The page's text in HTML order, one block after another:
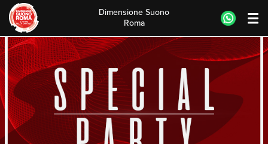
Skip
to
content
Dimensione Suono
Roma